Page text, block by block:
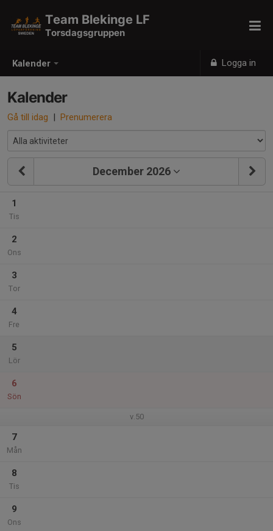
Kalender Logga in
Team Blekinge LF
Torsdagsgruppen
Kalender
Gå till idag | Prenumerera
December 2026
1
Tis
2
Ons
3
Tor
4
Fre
5
Lör
6
Sön
v.50
7
Mån
8
Tis
9
Ons